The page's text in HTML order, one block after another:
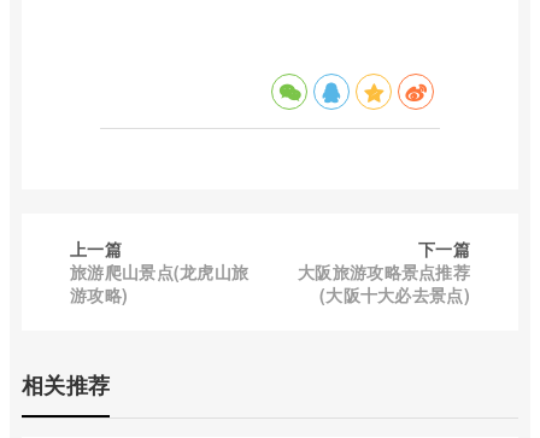
上一篇
旅游爬山景点(龙虎山旅
游攻略)
下一篇
大阪旅游攻略景点推荐
(大阪十大必去景点)
相关推荐